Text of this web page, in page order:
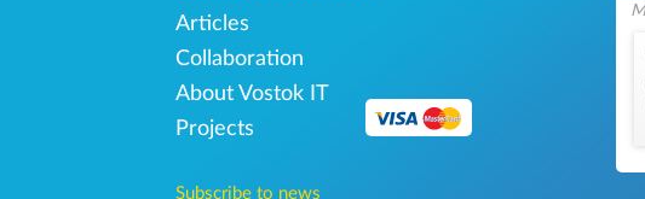
Articles
Collaboration
About Vostok IT
Projects
Subscribe to news